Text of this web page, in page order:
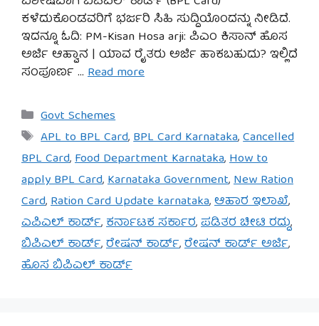
ಕಳೆದುಕೊಂಡವರಿಗೆ ಭರ್ಜರಿ ಸಿಹಿ ಸುದ್ದಿಯೊಂದನ್ನು ನೀಡಿದೆ.
ಇದನ್ನೂ ಓದಿ: PM-Kisan Hosa arji: ಪಿಎಂ ಕಿಸಾನ್ ಹೊಸ
ಅರ್ಜಿ ಆಹ್ವಾನ | ಯಾವ ರೈತರು ಅರ್ಜಿ ಹಾಕಬಹುದು? ಇಲ್ಲಿದೆ
ಸಂಪೂರ್ಣ … Read more
Categories
Govt Schemes
Tags
APL to BPL Card,BPL Card Karnataka,Cancelled
BPL Card,Food Department Karnataka,How to
apply BPL Card,Karnataka Government,New Ration
Card,Ration Card Update karnataka,ಆಹಾರ ಇಲಾಖೆ,
ಎಪಿಎಲ್ ಕಾರ್ಡ್,ಕರ್ನಾಟಕ ಸರ್ಕಾರ,ಪಡಿತರ ಚೀಟಿ ರದ್ದು,
ಬಿಪಿಎಲ್ ಕಾರ್ಡ್,ರೇಷನ್ ಕಾರ್ಡ್,ರೇಷನ್ ಕಾರ್ಡ್ ಅರ್ಜಿ,
ಹೊಸ ಬಿಪಿಎಲ್ ಕಾರ್ಡ್